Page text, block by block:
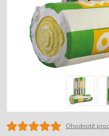
Ohodnotit